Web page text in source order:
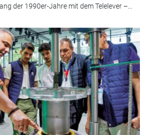
der 1990er-Jahre mit dem Telelever –...